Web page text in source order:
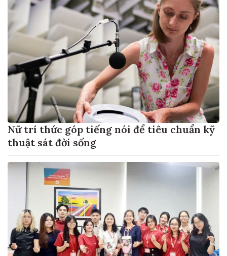
Nữ trí thức góp tiếng nói để tiêu chuẩn kỹ
thuật sát đời sống